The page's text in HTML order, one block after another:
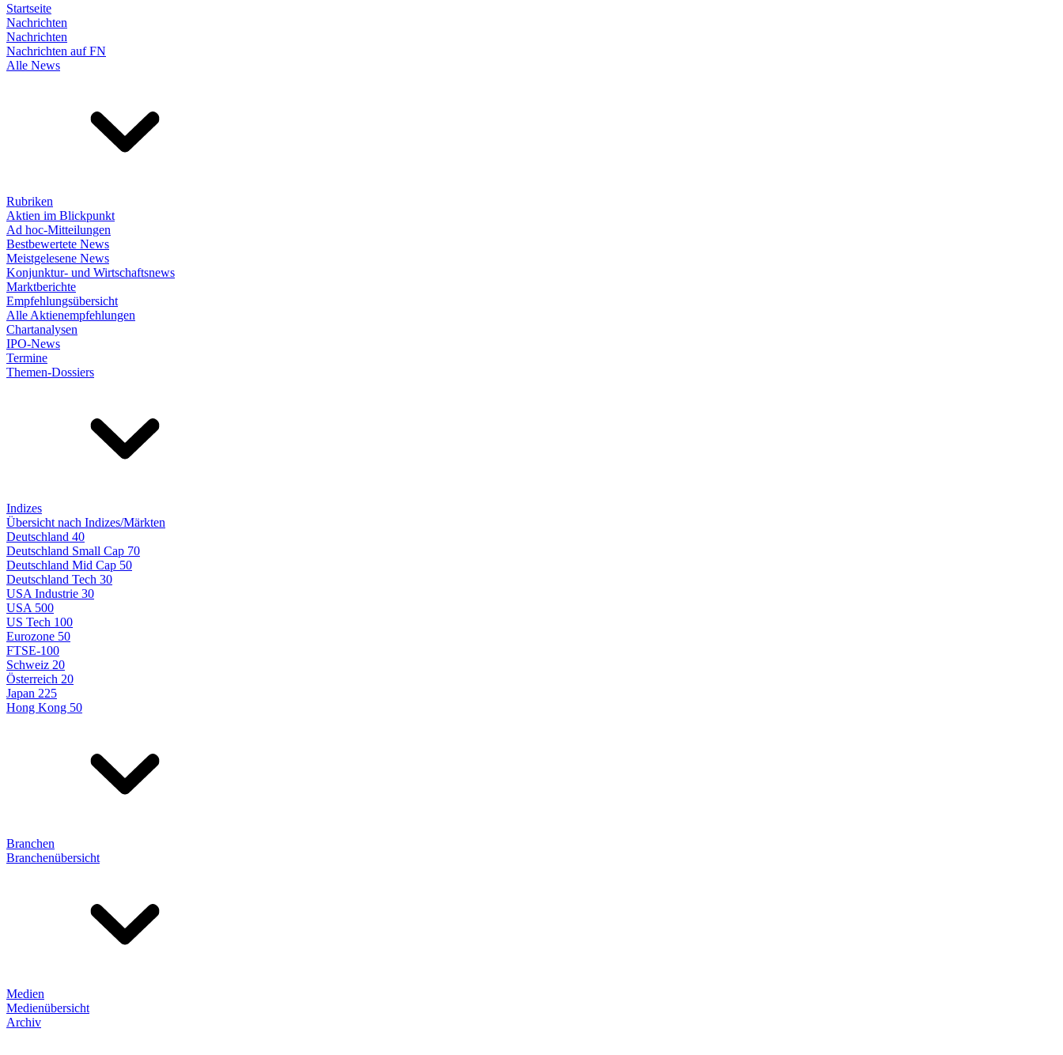
Startseite
Nachrichten
Nachrichten
Nachrichten auf FN
Alle News
Rubriken
Aktien im Blickpunkt
Ad hoc-Mitteilungen
Bestbewertete News
Meistgelesene News
Konjunktur- und Wirtschaftsnews
Marktberichte
Empfehlungsübersicht
Alle Aktienempfehlungen
Chartanalysen
IPO-News
Termine
Themen-Dossiers
Indizes
Übersicht nach Indizes/Märkten
Deutschland 40
Deutschland Small Cap 70
Deutschland Mid Cap 50
Deutschland Tech 30
USA Industrie 30
USA 500
US Tech 100
Eurozone 50
FTSE-100
Schweiz 20
Österreich 20
Japan 225
Hong Kong 50
Branchen
Branchenübersicht
Medien
Medienübersicht
Archiv